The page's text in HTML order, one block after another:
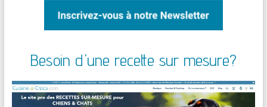
Besoin d'une recette sur mesure?